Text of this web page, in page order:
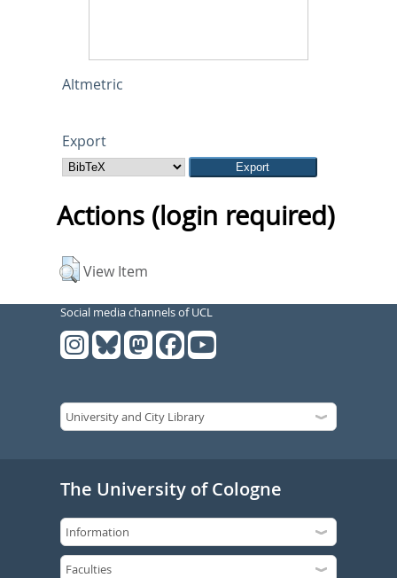
Altmetric
Export
Actions (login required)
View Item
Social media channels of UCL
The University of Cologne